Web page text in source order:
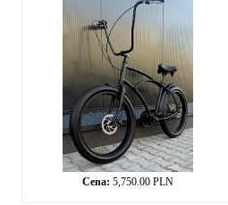
Cena: 5,750.00 PLN